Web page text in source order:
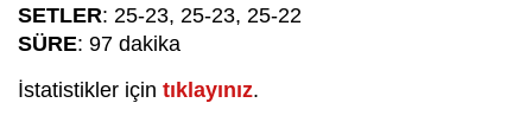
SETLER: 25-23, 25-23, 25-22
SÜRE: 97 dakika
İstatistikler için tıklayınız.